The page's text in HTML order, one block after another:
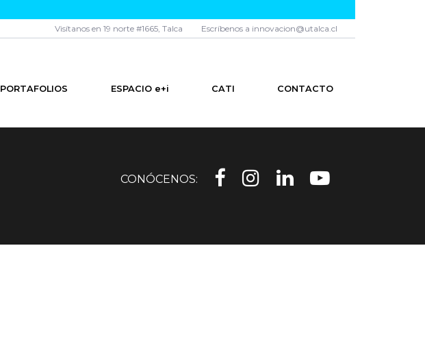
Visítanos en 19 norte #1665, Talca Escríbenos a innovacion@utalca.cl
PORTAFOLIOS ESPACIO e+i CATI CONTACTO
CONÓCENOS: